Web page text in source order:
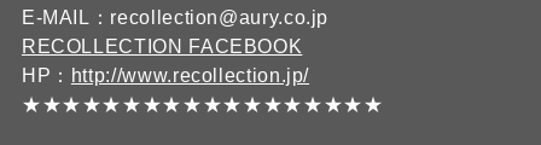
E-MAIL：recollection@aury.co.jp
RECOLLECTION FACEBOOK
HP： http://www.recollection.jp/
★★★★★★★★★★★★★★★★★★